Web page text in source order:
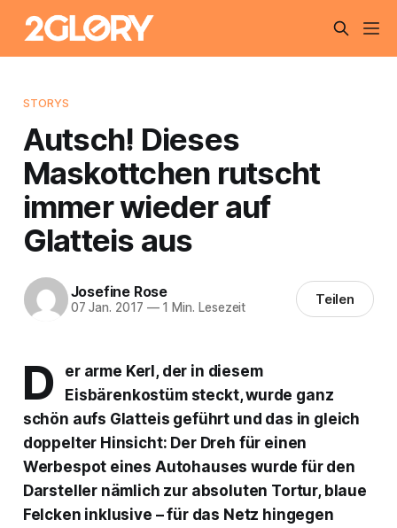
STORYS
Autsch! Dieses
Maskottchen rutscht
immer wieder auf
Glatteis aus
Josefine Rose
07 Jan. 2017 —1 Min. Lesezeit Teilen
D
er arme Kerl, der in diesem
Eisbärenkostüm steckt, wurde ganz
schön aufs Glatteis geführt und das in gleich
doppelter Hinsicht: Der Dreh für einen
Werbespot eines Autohauses wurde für den
Darsteller nämlich zur absoluten Tortur, blaue
Felcken inklusive – für das Netz hingegen